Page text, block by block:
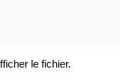
le fichier.